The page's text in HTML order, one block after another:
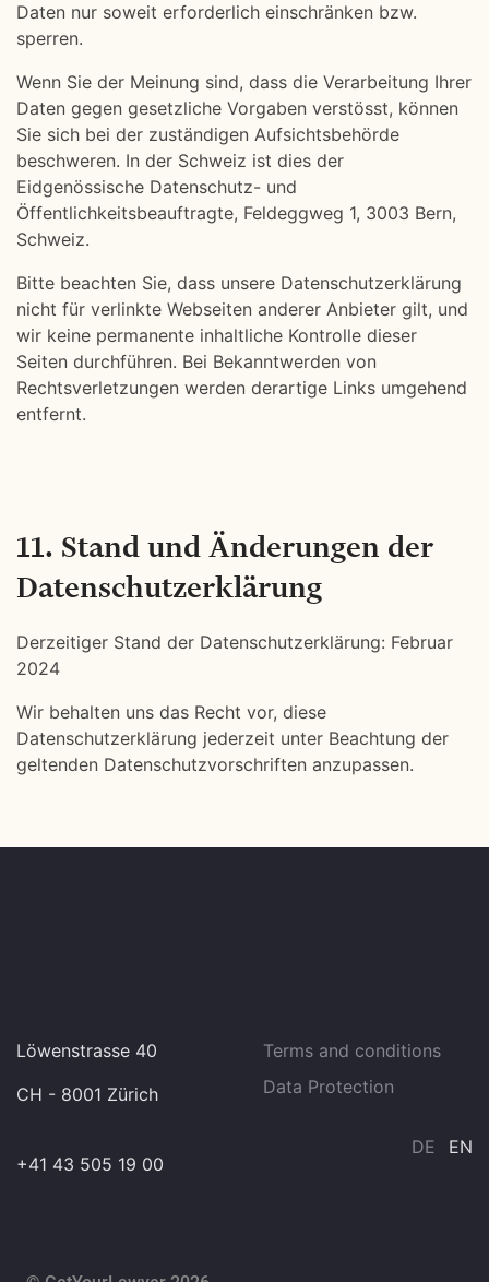
Daten nur soweit erforderlich einschränken bzw.
sperren.
Wenn Sie der Meinung sind, dass die Verarbeitung Ihrer
Daten gegen gesetzliche Vorgaben verstösst, können
Sie sich bei der zuständigen Aufsichtsbehörde
beschweren. In der Schweiz ist dies der
Eidgenössische Datenschutz- und
Öffentlichkeitsbeauftragte, Feldeggweg 1, 3003 Bern,
Schweiz.
Bitte beachten Sie, dass unsere Datenschutzerklärung
nicht für verlinkte Webseiten anderer Anbieter gilt, und
wir keine permanente inhaltliche Kontrolle dieser
Seiten durchführen. Bei Bekanntwerden von
Rechtsverletzungen werden derartige Links umgehend
entfernt.
11. Stand und Änderungen der
Datenschutzerklärung
Derzeitiger Stand der Datenschutzerklärung: Februar
2024
Wir behalten uns das Recht vor, diese
Datenschutzerklärung jederzeit unter Beachtung der
geltenden Datenschutzvorschriften anzupassen.
Löwenstrasse 40
CH - 8001 Zürich
+41 43 505 19 00
Terms and conditions
Data Protection
DE EN